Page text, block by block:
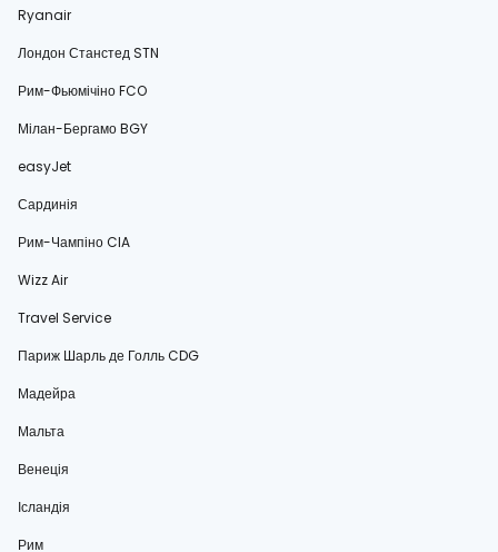
Ryanair
Лондон Станстед STN
Рим-Фьюмічіно FCO
Мілан-Бергамо BGY
easyJet
Сардинія
Рим-Чампіно CIA
Wizz Air
Travel Service
Париж Шарль де Голль CDG
Мадейра
Мальта
Венеція
Ісландія
Рим